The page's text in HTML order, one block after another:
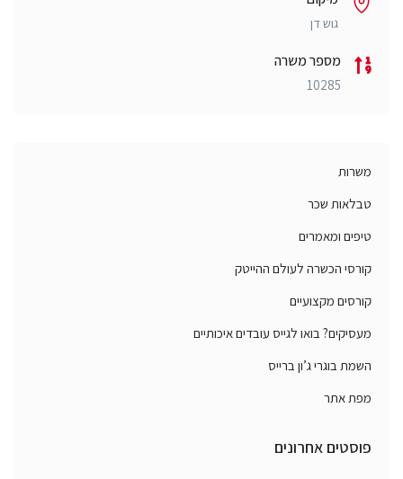
גוש דן
מספר משרה
10285
משרות
טבלאות שכר
טיפים ומאמרים
קורסי הכשרה לעולם ההייטק
קורסים מקצועיים
מעסיקים? בואו לגייס עובדים איכותיים
השמת בוגרי ג’ון ברייס
מפת אתר
פוסטים אחרונים